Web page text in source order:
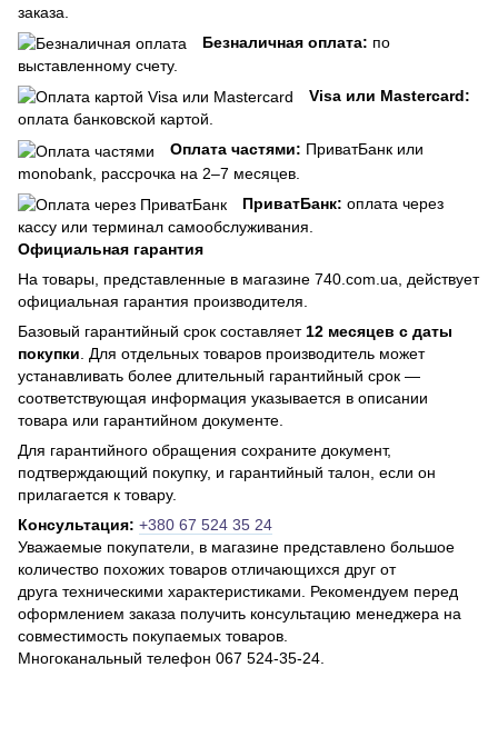
заказа.
Безналичная оплата: по
выставленному счету.
Visa или Mastercard:
оплата банковской картой.
Оплата частями: ПриватБанк или
monobank, рассрочка на 2–7 месяцев.
ПриватБанк: оплата через
кассу или терминал самообслуживания.
Официальная гарантия
На товары, представленные в магазине 740.com.ua, действует
официальная гарантия производителя.
Базовый гарантийный срок составляет 12 месяцев с даты
покупки . Для отдельных товаров производитель может
устанавливать более длительный гарантийный срок —
соответствующая информация указывается в описании
товара или гарантийном документе.
Для гарантийного обращения сохраните документ,
подтверждающий покупку, и гарантийный талон, если он
прилагается к товару.
Консультация: +380 67 524 35 24
Уважаемые покупатели, в магазине представлено большое
количество похожих товаров отличающихся друг от
друга техническими характеристиками. Рекомендуем перед
оформлением заказа получить консультацию менеджера на
совместимость покупаемых товаров.
Многоканальный телефон 067 524-35-24.